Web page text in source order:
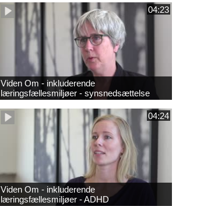
04:23
Viden Om - inkluderende
læringsfællesmiljøer - synsnedsættelse
04:24
Viden Om - inkluderende
læringsfællesmiljøer - ADHD